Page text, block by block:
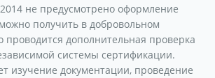
не предусмотрено оформление
получить в добровольном
проводится дополнительная проверка
системы сертификации.
изучение документации, проведение